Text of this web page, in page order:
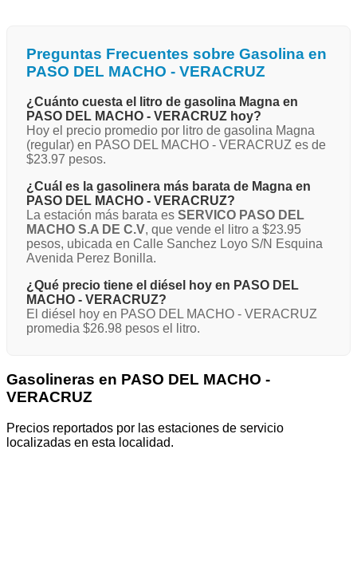
Preguntas Frecuentes sobre Gasolina en
PASO DEL MACHO - VERACRUZ
¿Cuánto cuesta el litro de gasolina Magna en
PASO DEL MACHO - VERACRUZ hoy?
Hoy el precio promedio por litro de gasolina Magna
(regular) en PASO DEL MACHO - VERACRUZ es de
$23.97 pesos.
¿Cuál es la gasolinera más barata de Magna en
PASO DEL MACHO - VERACRUZ?
La estación más barata es SERVICO PASO DEL
MACHO S.A DE C.V, que vende el litro a $23.95
pesos, ubicada en Calle Sanchez Loyo S/N Esquina
Avenida Perez Bonilla.
¿Qué precio tiene el diésel hoy en PASO DEL
MACHO - VERACRUZ?
El diésel hoy en PASO DEL MACHO - VERACRUZ
promedia $26.98 pesos el litro.
Gasolineras en PASO DEL MACHO -
VERACRUZ
Precios reportados por las estaciones de servicio
localizadas en esta localidad.